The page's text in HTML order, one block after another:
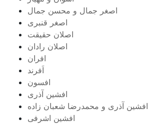
اصغر جمال و محسن جمال
اصغر قنبری
اصلان حقیقت
اصلان رادان
افران
اَفرند
افسون
افشین آذری
افشین آذری و محمدرضا شعبان زاده
افشین اشرفی